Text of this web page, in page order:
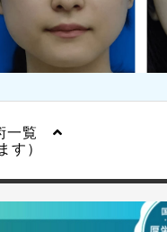
一覧
す）